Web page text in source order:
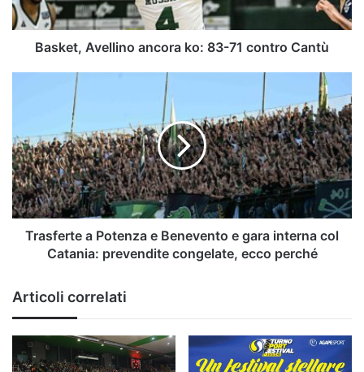
Cantù
Basket, Avellino ancora ko: 83-71 contro Cantù
Benevento
e
gara
interna
col
Catania:
prevendite
perché
Trasferte a Potenza e Benevento e gara interna col
Catania: prevendite congelate, ecco perché
Articoli correlati